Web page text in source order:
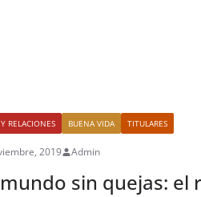
RELACIONES BUENA VIDA TITULARES
2019 Admin
sin quejas: el